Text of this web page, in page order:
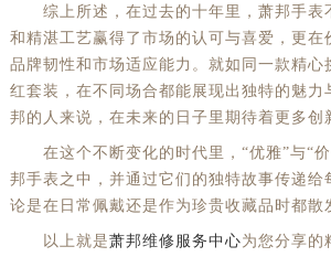
综上所述，在过去的十年里，萧邦手表
和精湛工艺赢得了市场的认可与喜爱，更在
品牌韧性和市场适应能力。就如同一款精心
红套装，在不同场合都能展现出独特的魅力
邦的人来说，在未来的日子里期待着更多创
在这个不断变化的时代里，“优雅”与“价
邦手表之中，并通过它们的独特故事传递
论是在日常佩戴还是作为珍贵收藏品时都散
以上就是萧邦维修服务中心为您分享的